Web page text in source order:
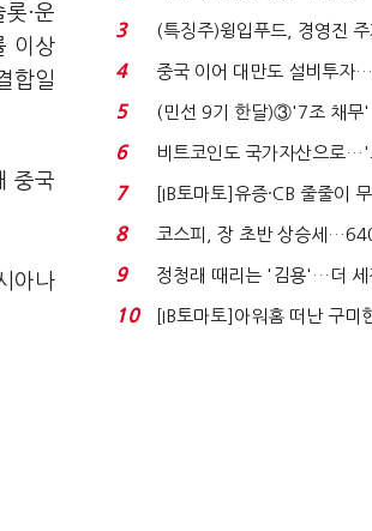
·운
이상
합일
중국
아나
비 0.2% 감소...
3
(특징주)윙입푸드, 경영진 주
지에 상한가...
4
중국 이어 대만도 설비투자…
국전쟁’
5
(민선 9기 한달)③'7조 채무'
격…추미애, 20년...
6
비트코인도 국가자산으로…'
처분' 기준은 ...
7
[IB토마토]유증·CB 줄줄이
닥 벌점 급증에 ...
8
코스피, 장 초반 상승세
시도
9
정청래 때리는 '김용'…더 세
최측근' 입...
10
[IB토마토]아워홈 떠난 구미